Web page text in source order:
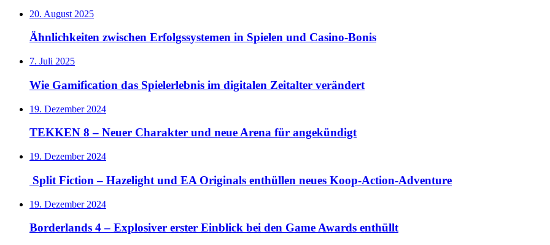
20. August 2025
Ähnlichkeiten zwischen Erfolgssystemen in Spielen und Casino‑Bonis
7. Juli 2025
Wie Gamification das Spielerlebnis im digitalen Zeitalter verändert
19. Dezember 2024
TEKKEN 8 – Neuer Charakter und neue Arena für angekündigt
19. Dezember 2024
Split Fiction – Hazelight und EA Originals enthüllen neues Koop-Action-Adventure
19. Dezember 2024
Borderlands 4 – Explosiver erster Einblick bei den Game Awards enthüllt